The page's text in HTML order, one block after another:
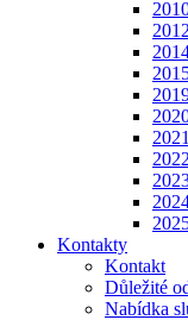
2012
2021
2022
Kontakty
Kontakt
Důležité
Nabídka